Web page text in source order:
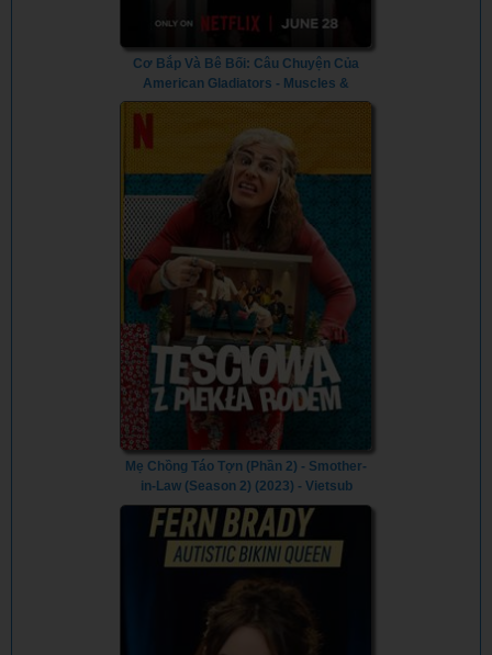
Cơ Bắp Và Bê Bối: Câu Chuyện Của
American Gladiators - Muscles &
Mayhem: An Unauthorized Story Of
American Gladiators (2023) - Vietsub
Mẹ Chồng Táo Tợn (Phần 2) - Smother-
in-Law (Season 2) (2023) - Vietsub